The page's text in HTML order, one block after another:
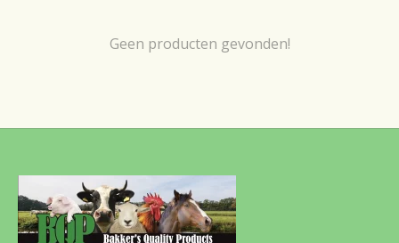
Geen producten gevonden!